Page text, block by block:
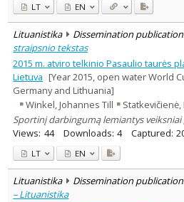
History
Linguistics 418
Literary Studies 93
Arts 92
Musicology 297
Political sciences 126
Psychology 1024
Sociology 1466
Theatrology
Law 102
Theology 124
Management 1060
Text language
Country of publication
LT EN
Lituanistika Dissemination
straipsnio tekstas
2015 m. atviro telkinio Pasaulio taurės
Lietuva [Year 2015, open water World
Germany and Lithuania]
Winkel, Johannes Till
Statkevičienė,
Sportinį darbingumą lemiantys veiksniai
Views: 44 Downloads: 4 Captured:
LT EN
Lituanistika Dissemination
– Lituanistika